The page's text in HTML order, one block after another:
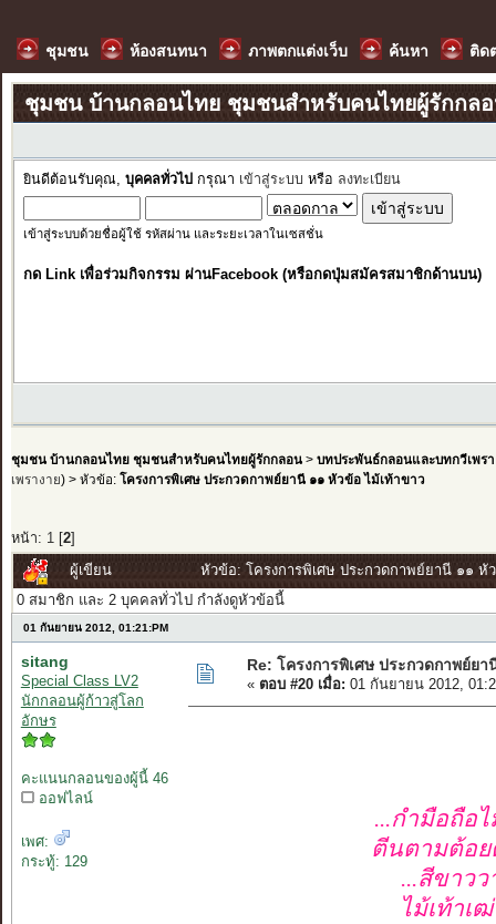
ชุมชน ห้องสนทนา ภาพตกแต่งเว็บ ค้นหา ติด
ชุมชน บ้านกลอนไทย ชุมชนสำหรับคนไทยผู้รักกล
ยินดีต้อนรับคุณ, บุคคลทั่วไป กรุณา เข้าสู่ระบบ หรือ ลงทะเบียน
เข้าสู่ระบบด้วยชื่อผู้ใช้ รหัสผ่าน และระยะเวลาในเซสชั่น
กด Link เพื่อร่วมกิจกรรม ผ่านFacebook (หรือกดปุ่มสมัครสมาชิกด้านบน)
ชุมชน บ้านกลอนไทย ชุมชนสำหรับคนไทยผู้รักกลอน> บทประพันธ์กลอนและบทกวีเพรา
เพรางาย) > หัวข้อ: โครงการพิเศษ ประกวดกาพย์ยานี ๑๑ หัวข้อ ไม้เท้าขาว
หน้า: 1[ 2]
ผู้เขียน
หัวข้อ: โครงการพิเศษ ประกวดกาพย์ยานี ๑๑ หั
0 สมาชิก และ 2 บุคคลทั่วไป กำลังดูหัวข้อนี้
01 กันยายน 2012, 01:21:PM
sitang
Special Class LV2
นักกลอนผู้ก้าวสู่โลก
อักษร
คะแนนกลอนของผู้นี้ 46
ออฟไลน์
เพศ:
กระทู้: 129
Re: โครงการพิเศษ ประกวดกาพย์ย
« ตอบ #20 เมื่อ: 01 กันยายน 2012,
...กำมือถือไ
ตีนตามต้อย
...สีขาวว
ไม้เท้าเ